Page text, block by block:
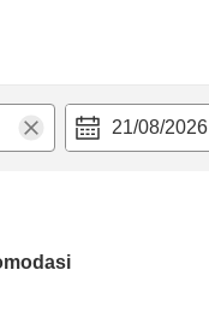
21/08/2026